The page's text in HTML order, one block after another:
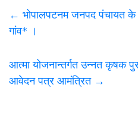
← भोपालपटनम जनपद पंचायत के
गांव* ।
आत्मा योजनान्तर्गत उन्नत कृषक
आवेदन पत्र आमंत्रित →